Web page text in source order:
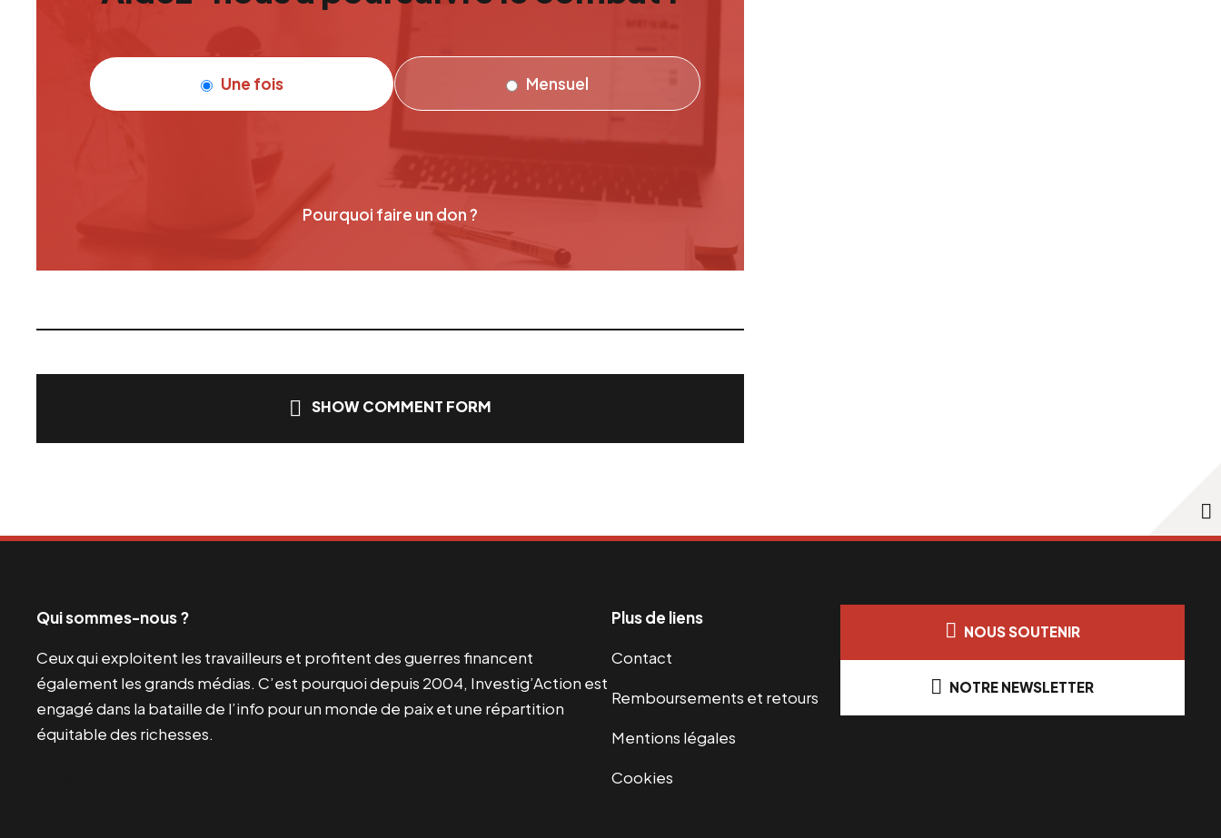
Une fois Mensuel
Pourquoi faire un don ?
SHOW COMMENT FORM
Qui sommes-nous ?
Ceux qui exploitent les travailleurs et profitent des guerres financent
également les grands médias. C’est pourquoi depuis 2004, Investig’Action est
engagé dans la bataille de l’info pour un monde de paix et une répartition
équitable des richesses.
Plus de liens
Contact
Remboursements et retours
Mentions légales
Cookies
NOUS SOUTENIR
NOTRE NEWSLETTER